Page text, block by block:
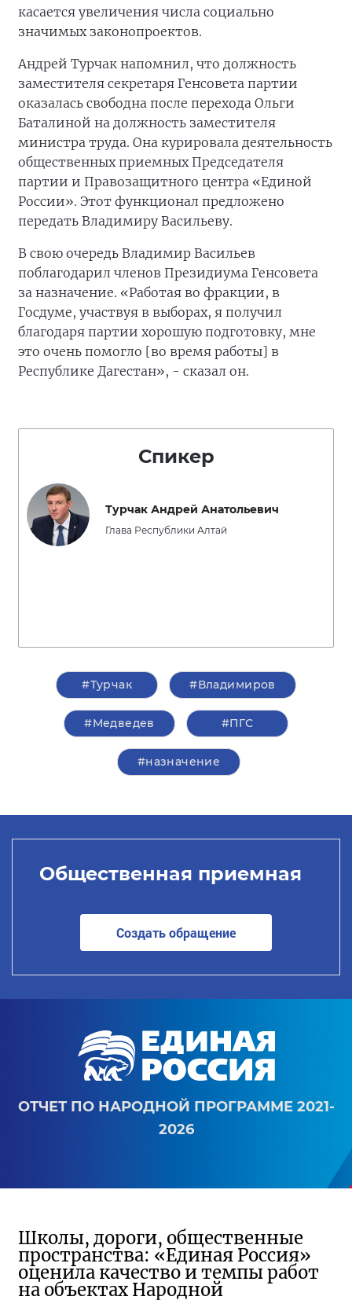
касается увеличения числа социально
значимых законопроектов.
Андрей Турчак напомнил, что должность
заместителя секретаря Генсовета партии
оказалась свободна после перехода Ольги
Баталиной на должность заместителя
министра труда. Она курировала деятельность
общественных приемных Председателя
партии и Правозащитного центра «Единой
России». Этот функционал предложено
передать Владимиру Васильеву.
В свою очередь Владимир Васильев
поблагодарил членов Президиума Генсовета
за назначение. «Работая во фракции, в
Госдуме, участвуя в выборах, я получил
благодаря партии хорошую подготовку, мне
это очень помогло [во время работы] в
Республике Дагестан», - сказал он.
Спикер
Турчак Андрей Анатольевич
Глава Республики Алтай
#Турчак #Владимиров
#Медведев #ПГС
#назначение
Общественная приемная
Создать обращение
ОТЧЕТ ПО НАРОДНОЙ ПРОГРАММЕ 2021-
2026
Школы, дороги, общественные
пространства: «Единая Россия»
оценила качество и темпы работ
на объектах Народной